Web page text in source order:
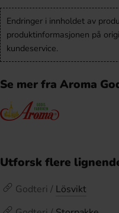
Endringer i innholdet av
produktinformasjonen på
kundeservice.
Se mer fra Aroma
Utforsk flere
Godteri / Lösvikt